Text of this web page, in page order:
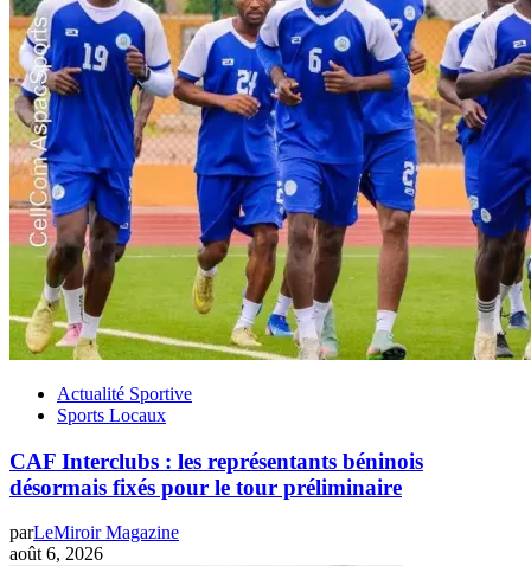
Actualité Sportive
Sports Locaux
CAF Interclubs : les représentants béninois
désormais fixés pour le tour préliminaire
parLeMiroir Magazine
août 6, 2026